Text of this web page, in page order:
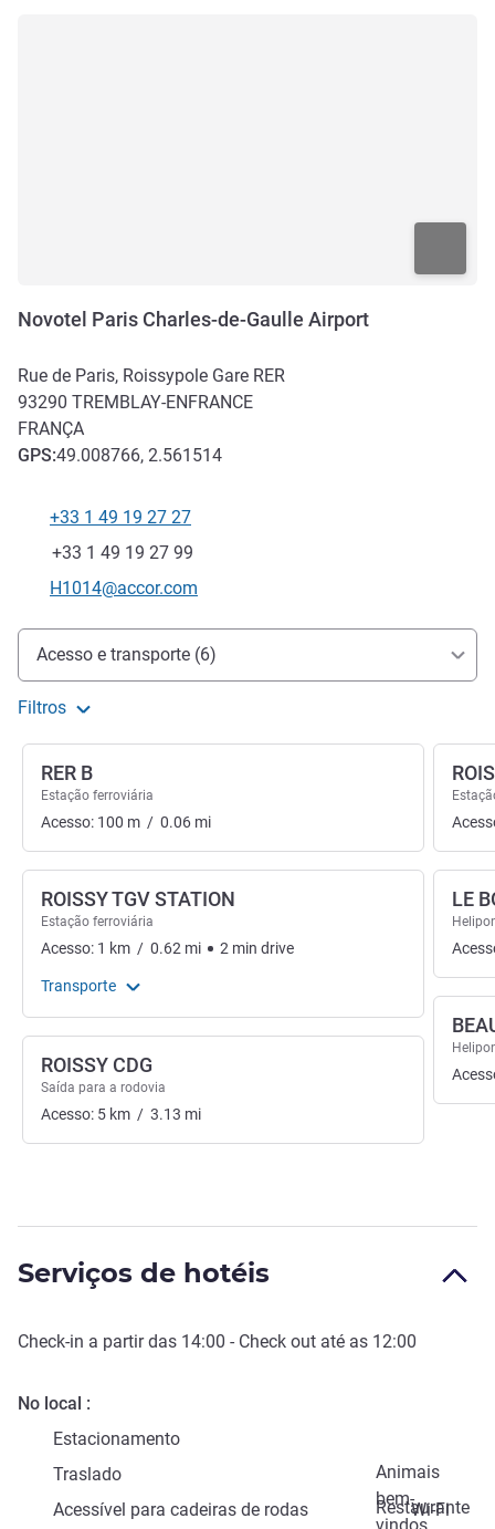
Novotel Paris Charles-de-Gaulle Airport
Rue de Paris, Roissypole Gare RER
93290 TREMBLAY-EN­FRANCE
FRANÇA
GPS:49.008766, 2.561514
Telefone
+33 1 49 19 27 27
Fax
+33 1 49 19 27 99
E-mail de contato
H1014@accor.com
Acesso e transporte
Acesso e transporte (6)
Filtros
RER B
Estação ferroviária
Acesso: 100 m / 0.06 mi
ROISSY TGV STATION
Estação ferroviária
Acesso: 1 km / 0.62 mi 2 min drive
Transporte
ROISSY CDG
Saída para a rodovia
Acesso: 5 km / 3.13 mi
LE
Serviços de hotéis
Check-in a partir das 14:00 - Check out até as 12:00
No local
Estacionamento
Animais
bem-
Traslado
Restaurante
Acessível para cadeiras de rodas Wi-Fi